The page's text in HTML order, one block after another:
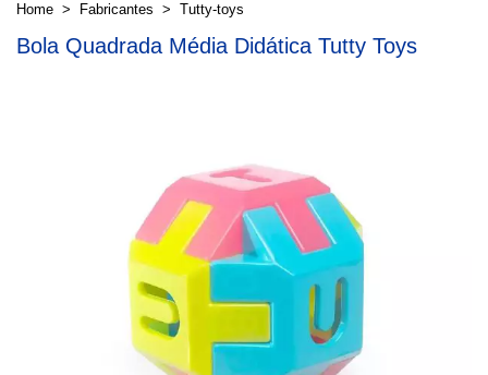
home Fabricantes tutty-toys
Bola Quadrada Média Didática Tutty Toys